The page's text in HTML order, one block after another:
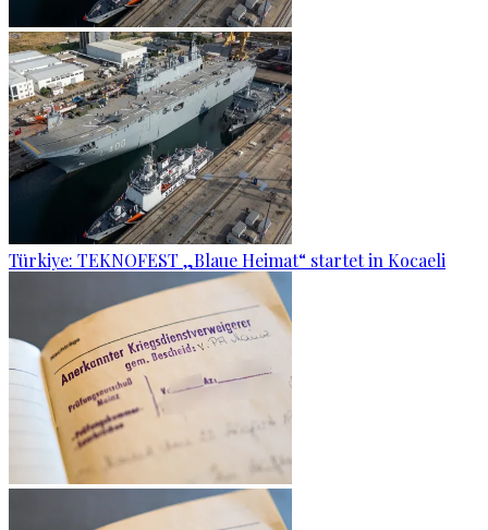
Türkiye: TEKNOFEST „Blaue Heimat“ startet in Kocaeli